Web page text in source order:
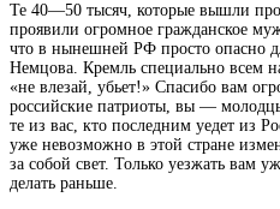
Те 40—50 тысяч, которые вышли
проявили огромное гражданское
что в нынешней РФ просто опасно
Немцова. Кремль специально всем
«не влезай, убьет!» Спасибо вам
российские патриоты, вы —
те из вас, кто последним уедет из
уже невозможно в этой стране
за собой свет. Только уезжать вам
делать раньше.